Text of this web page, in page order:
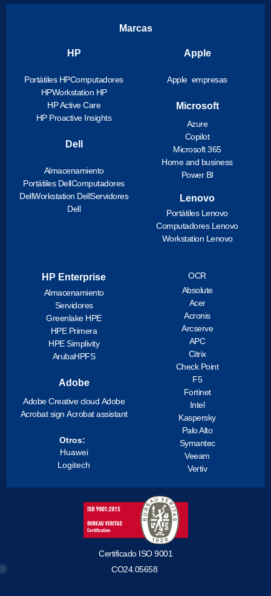
Marcas
HP
Portátiles HPComputadores
HPWorkstation HP
HP Active Care
HP Proactive Insights
Dell
Almacenamiento
Portátiles DellComputadores
DellWorkstation DellServidores
Dell
Apple
Apple empresas
Microsoft
Azure
Copilot
Microsoft 365
Home and business
Power BI
Lenovo
Portátiles Lenovo
Computadores Lenovo
Workstation Lenovo
HP Enterprise
Almacenamiento
Servidores
Greenlake HPE
HPE Primera
HPE Simplivity
ArubaHPFS
Adobe
Adobe Creative cloud Adobe
Acrobat sign Acrobat assistant
Otros:
Huawei
Logitech
OCR
Absolute
Acer
Acronis
Arcserve
APC
Citrix
Check Point
F5
Fortinet
Intel
Kaspersky
Palo Alto
Symantec
Veeam
Vertiv
Certificado ISO 9001
CO24.05658